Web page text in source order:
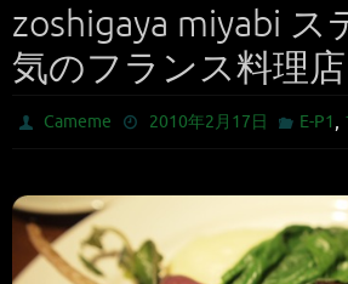
zoshigaya miyabi ス
気のフランス料理店
Cameme 2010年2月17日 E-P1 ,